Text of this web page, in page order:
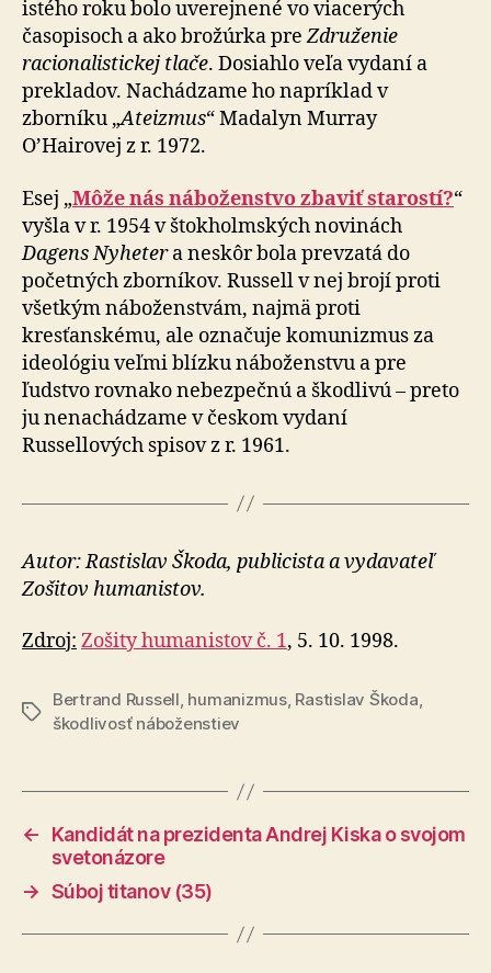
istého roku bolo uverejnené vo viacerých
časopisoch a ako brožúrka preZdruženie
racionalistickej tlače. Dosiahlo veľa vydaní a
prekladov. Nachádzame ho napríklad v
zborníku „Ateizmus“ Madalyn Murray
O’Hairovej z r. 1972.
Esej „Môže nás náboženstvo zbaviť starostí?“
vyšla v r. 1954 v štokholmských novinách
Dagens Nyhetera neskôr bola prevzatá do
početných zborníkov. Russell v nej brojí proti
všetkým náboženstvám, najmä proti
kresťanskému, ale označuje komunizmus za
ideológiu veľmi blízku náboženstvu a pre
ľudstvo rovnako nebezpečnú a škodlivú – preto
ju nenachádzame v českom vydaní
Russellových spisov z r. 1961.
Autor: Rastislav Škoda, publicista a vydavateľ
Zošitov humanistov.
Zdroj: Zošity humanistov č. 1, 5. 10. 1998.
Značky
Bertrand Russell, humanizmus, Rastislav Škoda,
škodlivosť náboženstiev
←
Kandidát na prezidenta Andrej Kiska o svojom
svetonázore
→ Súboj titanov (35)